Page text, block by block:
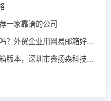
一家靠谱的公司
网易企业邮箱海外收发稳定吗？外贸企业用网易邮箱好不好？
适合小微企业的网易企业邮箱版本，深圳市鑫扬森科技有限公司提供代理商服务